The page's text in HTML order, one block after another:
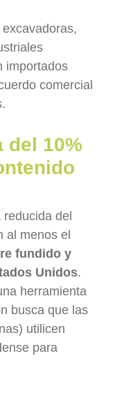
excavadoras,
importados
comercial
del 10%
reducida del
al menos el
fundido y
Unidos.
herramienta
busca que las
utilicen
para